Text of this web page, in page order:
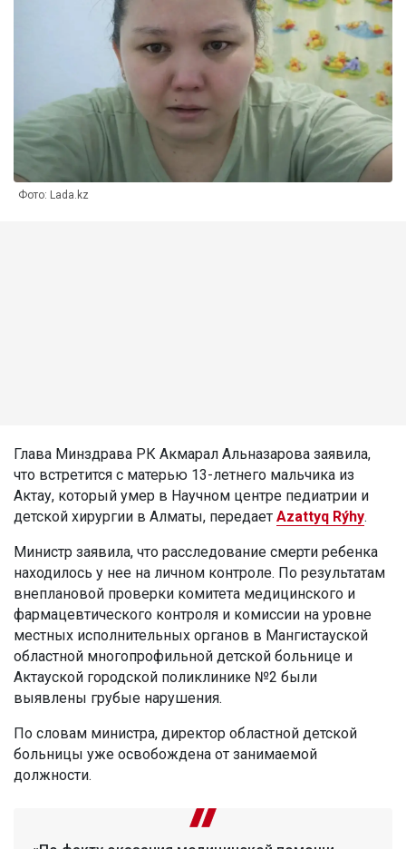
Фото: Lada.kz
Глава Минздрава РК Акмарал Альназарова заявила,
что встретится с матерью 13-летнего мальчика из
Актау, который умер в Научном центре педиатрии и
детской хирургии в Алматы, передает Azattyq Rýhy.
Министр заявила, что расследование смерти ребенка
находилось у нее на личном контроле. По результатам
внеплановой проверки комитета медицинского и
фармацевтического контроля и комиссии на уровне
местных исполнительных органов в Мангистауской
областной многопрофильной детской больнице и
Актауской городской поликлинике №2 были
выявлены грубые нарушения.
По словам министра, директор областной детской
больницы уже освобождена от занимаемой
должности.